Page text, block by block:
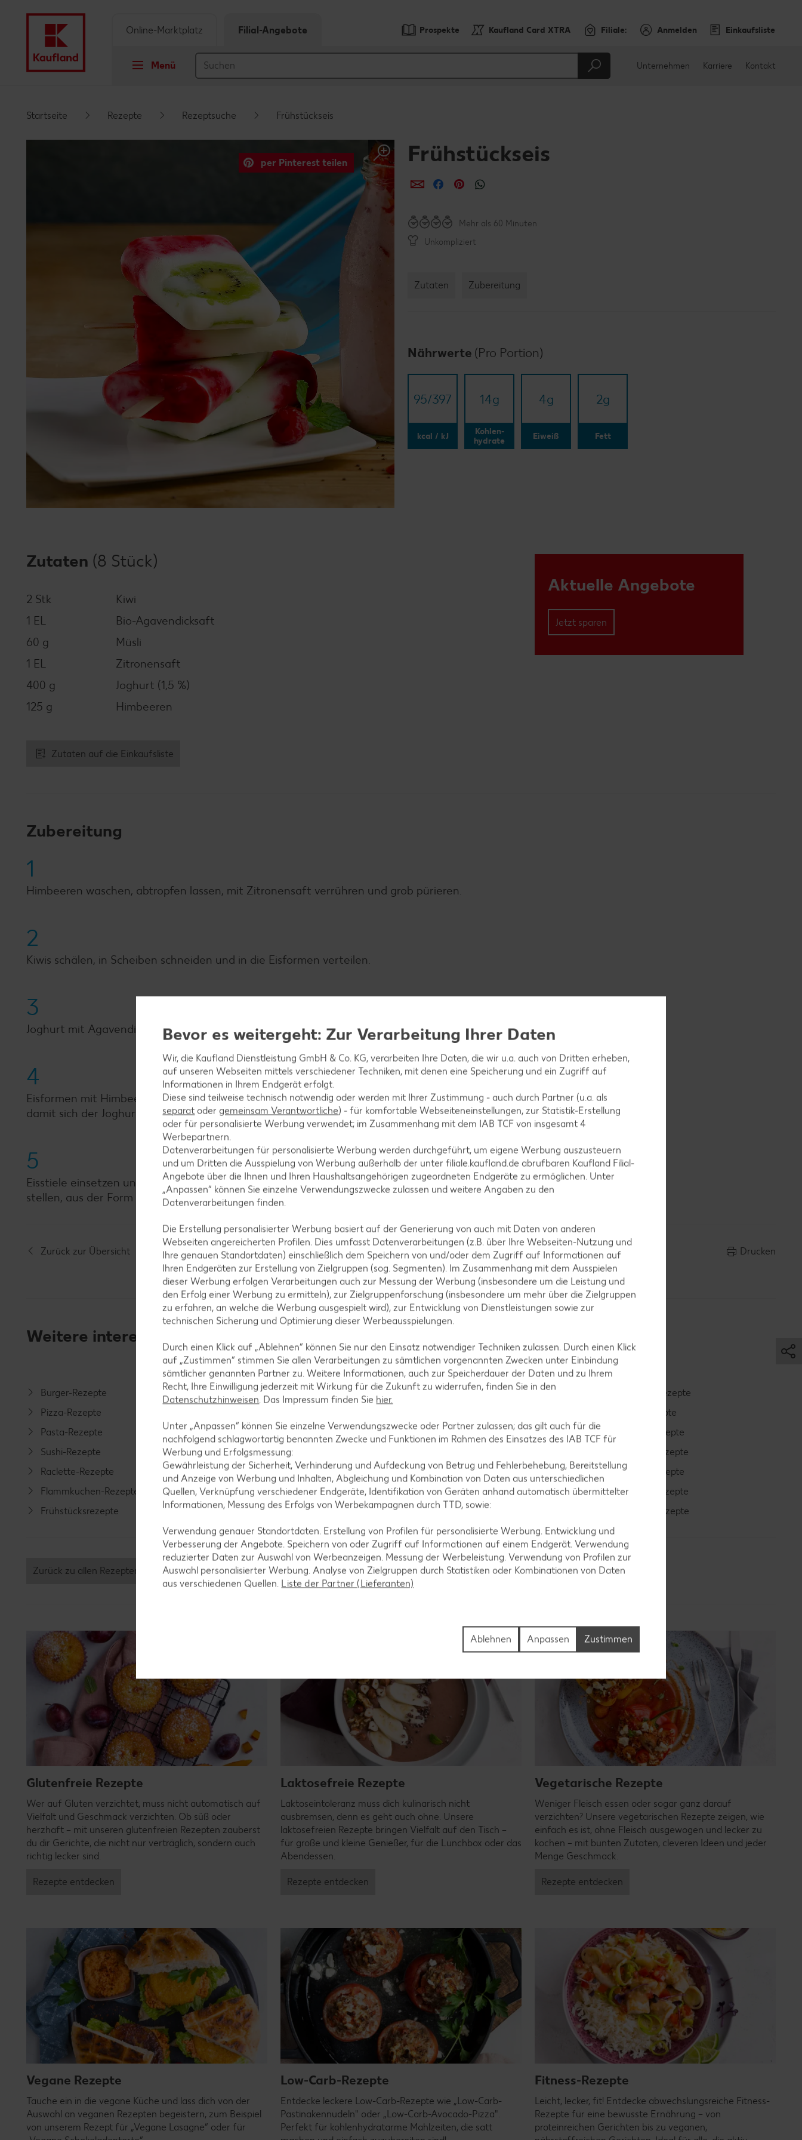
Prospekte Kaufland Card XTRA Filiale: Anmelden Einkaufsliste
Menü
Online-Marktplatz Filial-Angebote
Unternehmen Karriere Kontakt
Startseite Rezepte Rezeptsuche Frühstückseis
per Pinterest teilen Frühstückseis
per E-Mail teilen
per Facebook teilen
per Pinterest teilen
Mehr als 60 Minuten
Unkompliziert
Zutaten Zubereitung
Nährwerte (Pro Portion)
95/​397
kcal / kJ
14g
Kohlen-
hydrate
4g
Eiweiß
2g
Fett
Aktuelle Angebote
Jetzt sparen
Zutaten (8 Stück)
2 Stk
Kiwi
1 EL
Bio-Agavendicksaft
60 g
Müsli
1 EL
Zitronensaft
400 g
Joghurt (1,5 %)
125 g
Himbeeren
Zutaten auf die Einkaufsliste
Zubereitung
1
Himbeeren waschen, abtropfen lassen, mit Zitronensaft verrühren und grob pürieren.
2
Kiwis schälen, in Scheiben schneiden und in die Eisformen verteilen.
3
Joghurt mit Agavendicksaft verrühren und auf die Kiwis füllen.
4
Eisformen mit Himbeeren auffüllen und etwas unterrühren. Formen ein paar Mal auf den Tisch klopfen,
damit sich der Joghurt gut verteilt.
5
Eisstiele einsetzen und 4 bis 5 Stunden einfrieren. Zum Servieren Frühstückseis kurz in warmes Wasser
stellen, aus der Form lösen und mit Granola-Müsli bestreuen.
Zurück zur Übersicht Drucken
Weitere interessante Rezeptkategorien
Burger-Rezepte
Pizza-Rezepte
Pasta-Rezepte
Sushi-Rezepte
Raclette-Rezepte
Flammkuchen-Rezepte
Frühstücksrezepte
Salat-Rezepte
Fleisch-Rezepte
Fisch-Rezepte
Geflügel-Rezepte
Lamm-Rezepte
Grill-Rezepte
Muffin-Rezepte
Schokokuchen-Rezepte
Eis-Rezepte
Pfannkuchen-Rezepte
Plätzchen-Rezepte
Smoothie-Rezepte
Bowle-Rezepte
Cocktail-Rezepte
Avocado-Rezepte
Erdbeer-Rezepte
Blaubeer-Rezepte
Bananen-Rezepte
Zurück zu allen Rezepten
Glutenfreie Rezepte
Wer auf Gluten verzichtet, muss nicht automatisch auf
Vielfalt und Geschmack verzichten. Ob süß oder
herzhaft – mit unseren glutenfreien Rezepten zauberst
du dir Gerichte, die nicht nur verträglich, sondern auch
richtig lecker sind.
Rezepte entdecken
Laktosefreie Rezepte
Laktoseintoleranz muss dich kulinarisch nicht
ausbremsen, denn es geht auch ohne. Unsere
laktosefreien Rezepte bringen Vielfalt auf den Tisch –
für große und kleine Genießer, für die Lunchbox oder das
Abendessen.
Rezepte entdecken
Vegetarische Rezepte
Weniger Fleisch essen oder sogar ganz darauf
verzichten? Unsere vegetarischen Rezepte zeigen, wie
einfach es ist, ohne Fleisch ausgewogen und lecker zu
kochen – mit bunten Zutaten, cleveren Ideen und jeder
Menge Geschmack.
Rezepte entdecken
Vegane Rezepte
Tauche ein in die vegane Küche und lass dich von der
Auswahl an veganen Rezepten begeistern, zum Beispiel
von unserem Rezept für „Vegane Lasagne“ oder für
Low-Carb-Rezepte
Entdecke leckere Low-Carb-Rezepte wie „Low-Carb-
Pastinakennudeln" oder „Low-Carb-Avocado-Pizza".
Perfekt für kohlenhydratarme Mahlzeiten, die satt
Fitness-Rezepte
Leicht, lecker, fit! Entdecke abwechslungsreiche Fitness-
Rezepte für eine bewusste Ernährung – von
proteinreichen Gerichten bis zu veganen,
Bevor es weitergeht: Zur Verarbeitung Ihrer Daten
Wir, die Kaufland Dienstleistung GmbH & Co. KG, verarbeiten Ihre Daten, die wir u.a. auch von Dritten erheben,
auf unseren Webseiten mittels verschiedener Techniken, mit denen eine Speicherung und ein Zugriff auf
Informationen in Ihrem Endgerät erfolgt.
Diese sind teilweise technisch notwendig oder werden mit Ihrer Zustimmung - auch durch Partner (u.a. als
separat oder gemeinsam Verantwortliche) - für komfortable Webseiteneinstellungen, zur Statistik-Erstellung
oder für personalisierte Werbung verwendet; im Zusammenhang mit dem IAB TCF von insgesamt4
Werbepartnern.
Datenverarbeitungen für personalisierte Werbung werden durchgeführt, um eigene Werbung auszusteuern
und um Dritten die Ausspielung von Werbung außerhalb der unter filiale.kaufland.de abrufbaren Kaufland Filial-
Angebote über die Ihnen und Ihren Haushaltsangehörigen zugeordneten Endgeräte zu ermöglichen. Unter
„Anpassen“ können Sie einzelne Verwendungszwecke zulassen und weitere Angaben zu den
Datenverarbeitungen finden.
Die Erstellung personalisierter Werbung basiert auf der Generierung von auch mit Daten von anderen
Webseiten angereicherten Profilen. Dies umfasst Datenverarbeitungen (z.B. über Ihre Webseiten-Nutzung und
Ihre genauen Standortdaten) einschließlich dem Speichern von und/oder dem Zugriff auf Informationen auf
Ihren Endgeräten zur Erstellung von Zielgruppen (sog. Segmenten). Im Zusammenhang mit dem Ausspielen
dieser Werbung erfolgen Verarbeitungen auch zur Messung der Werbung (insbesondere um die Leistung und
den Erfolg einer Werbung zu ermitteln), zur Zielgruppenforschung (insbesondere um mehr über die Zielgruppen
zu erfahren, an welche die Werbung ausgespielt wird), zur Entwicklung von Dienstleistungen sowie zur
technischen Sicherung und Optimierung dieser Werbeausspielungen.
Durch einen Klick auf „Ablehnen“ können Sie nur den Einsatz notwendiger Techniken zulassen. Durch einen Klick
auf „Zustimmen“ stimmen Sie allen Verarbeitungen zu sämtlichen vorgenannten Zwecken unter Einbindung
sämtlicher genannten Partner zu. Weitere Informationen, auch zur Speicherdauer der Daten und zu Ihrem
Recht, Ihre Einwilligung jederzeit mit Wirkung für die Zukunft zu widerrufen, finden Sie in den
Datenschutzhinweisen. Das Impressum finden Sie hier.
Unter „Anpassen“ können Sie einzelne Verwendungszwecke oder Partner zulassen; das gilt auch für die
nachfolgend schlagwortartig benannten Zwecke und Funktionen im Rahmen des Einsatzes des IAB TCF für
Werbung und Erfolgsmessung:
Gewährleistung der Sicherheit, Verhinderung und Aufdeckung von Betrug und Fehlerbehebung, Bereitstellung
und Anzeige von Werbung und Inhalten, Abgleichung und Kombination von Daten aus unterschiedlichen
Quellen, Verknüpfung verschiedener Endgeräte, Identifikation von Geräten anhand automatisch übermittelter
Informationen, Messung des Erfolgs von Werbekampagnen durch TTD, sowie:
Verwendung genauer Standortdaten. Erstellung von Profilen für personalisierte Werbung. Entwicklung und
Verbesserung der Angebote. Speichern von oder Zugriff auf Informationen auf einem Endgerät. Verwendung
reduzierter Daten zur Auswahl von Werbeanzeigen. Messung der Werbeleistung. Verwendung von Profilen zur
Auswahl personalisierter Werbung. Analyse von Zielgruppen durch Statistiken oder Kombinationen von Daten
aus verschiedenen Quellen. Liste der Partner (Lieferanten)
Zustimmen
Anpassen
Ablehnen